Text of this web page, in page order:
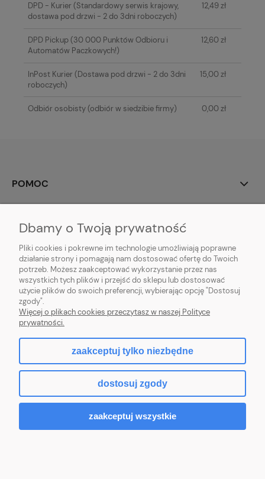
DPD - Kurier(Standardowy serwis krajowy,
dostawa pod drzwi - 2 do 3dni roboczych)
12,49 zł
DPD Pickup(30 000 Punktów Odbioru i
Automatów Paczkowych!)
12,60 zł
InPost Kurier(Dostawa pod drzwi - 2 do 3dni
roboczych)
15,00 zł
Odbiór osobisty(odbiór w siedzibie firmy) 0,00 zł
POMOC
PŁATNOŚCI I DOSTAWA
INFORMACJE
O NAS
Sklep internetowy Shoper.pl
Dbamy o Twoją prywatność
Pliki cookies i pokrewne im technologie umożliwiają poprawne
działanie strony i pomagają nam dostosować ofertę do Twoich
potrzeb. Możesz zaakceptować wykorzystanie przez nas
wszystkich tych plików i przejść do sklepu lub dostosować
użycie plików do swoich preferencji, wybierając opcję "Dostosuj
zgody".
Więcej o plikach cookies przeczytasz w naszej Polityce
prywatności.
zaakceptuj tylko niezbędne
dostosuj zgody
zaakceptuj wszystkie